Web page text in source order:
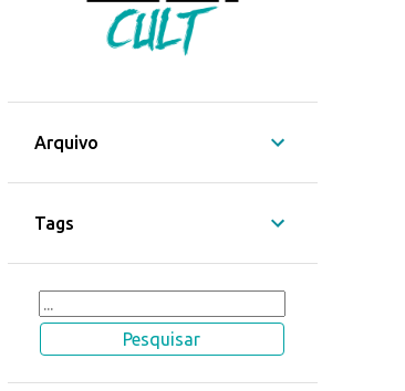
Arquivo
Tags